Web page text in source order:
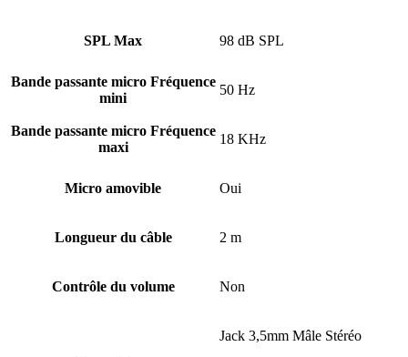
SPL Max 98 dB SPL
Bande passante micro Fréquence
mini
50 Hz
Bande passante micro Fréquence
maxi
18 KHz
Micro amovible Oui
Longueur du câble 2 m
Contrôle du volume Non
Jack 3,5mm Mâle Stéréo